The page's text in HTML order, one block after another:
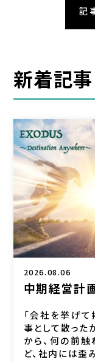
記
新着記事
2026.08.06
中期経営計
「会社を挙げ
事として散った
から、何の前
ど、社内には歪